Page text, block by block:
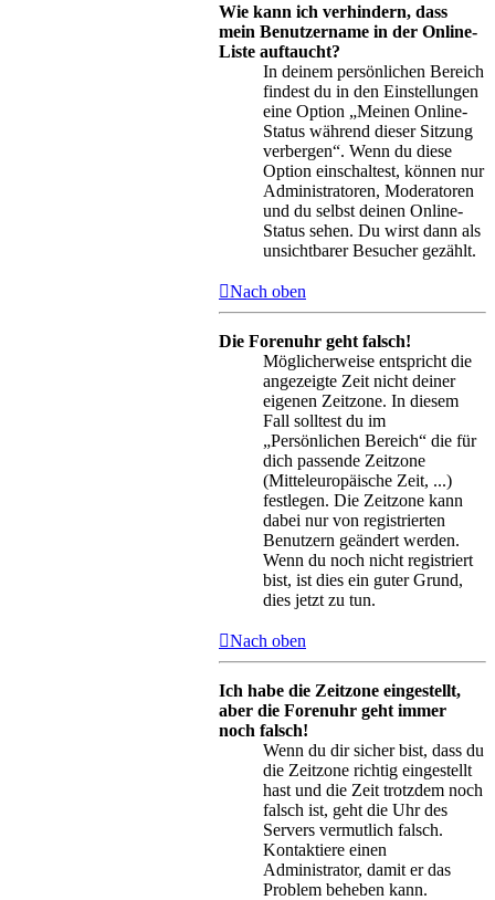
Wie kann ich verhindern, dass
mein Benutzername in der Online-
Liste auftaucht?
In deinem persönlichen Bereich
findest du in den Einstellungen
eine Option „Meinen Online-
Status während dieser Sitzung
verbergen“. Wenn du diese
Option einschaltest, können nur
Administratoren, Moderatoren
und du selbst deinen Online-
Status sehen. Du wirst dann als
unsichtbarer Besucher gezählt.
Nach oben
Die Forenuhr geht falsch!
Möglicherweise entspricht die
angezeigte Zeit nicht deiner
eigenen Zeitzone. In diesem
Fall solltest du im
„Persönlichen Bereich“ die für
dich passende Zeitzone
(Mitteleuropäische Zeit, ...)
festlegen. Die Zeitzone kann
dabei nur von registrierten
Benutzern geändert werden.
Wenn du noch nicht registriert
bist, ist dies ein guter Grund,
dies jetzt zu tun.
Nach oben
Ich habe die Zeitzone eingestellt,
aber die Forenuhr geht immer
noch falsch!
Wenn du dir sicher bist, dass du
die Zeitzone richtig eingestellt
hast und die Zeit trotzdem noch
falsch ist, geht die Uhr des
Servers vermutlich falsch.
Kontaktiere einen
Administrator, damit er das
Problem beheben kann.